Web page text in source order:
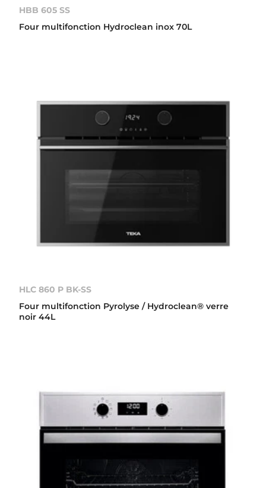
HBB 605 SS
Four multifonction Hydroclean inox 70L
HLC 860 P BK-SS
Four multifonction Pyrolyse / Hydroclean® verre
noir 44L